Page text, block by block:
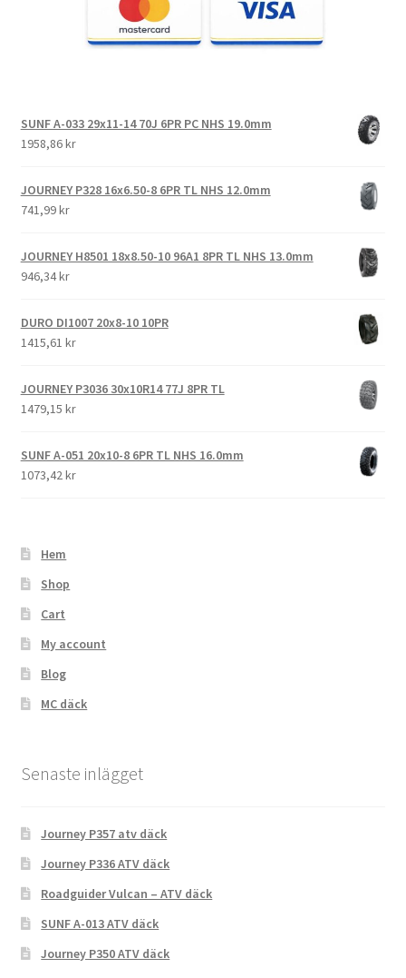
SUNF A-033 29x11-14 70J 6PR PC NHS 19.0mm
1958,86 kr
JOURNEY P328 16x6.50-8 6PR TL NHS 12.0mm
741,99 kr
JOURNEY H8501 18x8.50-10 96A1 8PR TL NHS 13.0mm
946,34 kr
DURO DI1007 20x8-10 10PR
1415,61 kr
JOURNEY P3036 30x10R14 77J 8PR TL
1479,15 kr
SUNF A-051 20x10-8 6PR TL NHS 16.0mm
1073,42 kr
Hem
Shop
Cart
My account
Blog
MC däck
Senaste inlägget
Journey P357 atv däck
Journey P336 ATV däck
Roadguider Vulcan – ATV däck
SUNF A-013 ATV däck
Journey P350 ATV däck